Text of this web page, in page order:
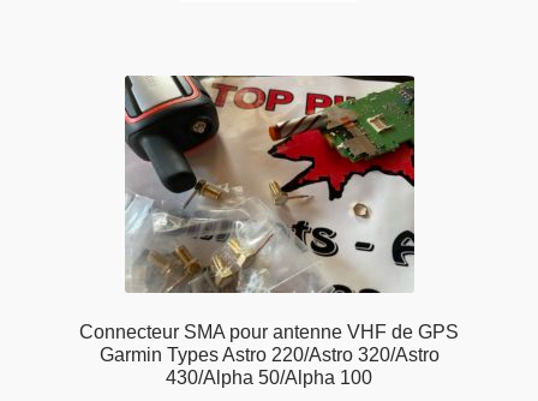
Connecteur SMA pour antenne VHF de GPS
Garmin Types Astro 220/Astro 320/Astro
430/Alpha 50/Alpha 100